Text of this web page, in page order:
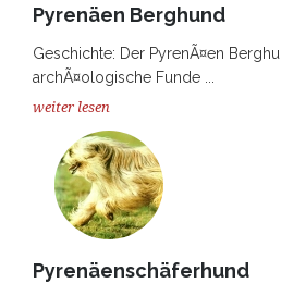
Pyrenäen Berghund
Geschichte: Der PyrenÃ¤en
archÃ¤ologische Funde ...
weiter lesen
Pyrenäenschäferhund